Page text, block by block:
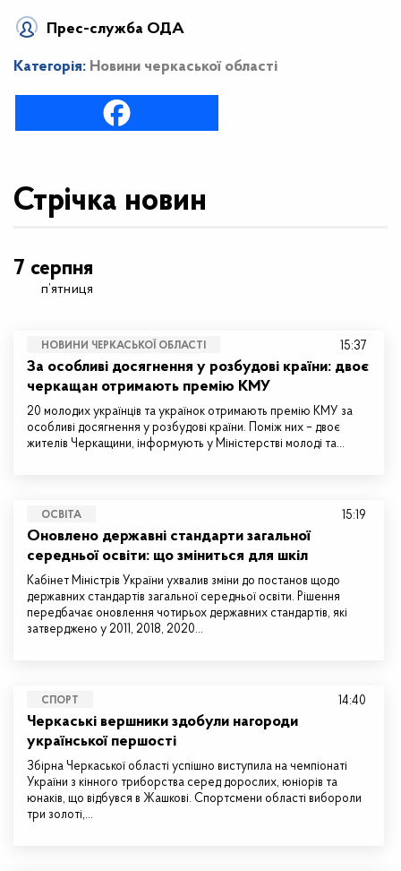
Прес-служба ОДА
Категорія: Новини черкаської області
Стрічка новин
7 серпня
п’ятниця
НОВИНИ ЧЕРКАСЬКОЇ ОБЛАСТІ
За особливі досягнення у розбудові країни: двоє
черкащан отримають премію КМУ
20 молодих українців та українок отримають премію КМУ за
особливі досягнення у розбудові країни. Поміж них – двоє
жителів Черкащини, інформують у Міністерстві молоді та…
15:37
ОСВІТА
Оновлено державні стандарти загальної
середньої освіти: що зміниться для шкіл
Кабінет Міністрів України ухвалив зміни до постанов щодо
державних стандартів загальної середньої освіти. Рішення
передбачає оновлення чотирьох державних стандартів, які
затверджено у 2011, 2018, 2020…
15:19
СПОРТ
Черкаські вершники здобули нагороди
української першості
Збірна Черкаської області успішно виступила на чемпіонаті
України з кінного триборства серед дорослих, юніорів та
юнаків, що відбувся в Жашкові. Спортсмени області вибороли
три золоті,…
14:40